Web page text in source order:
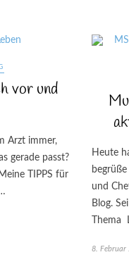
vor und
Arzt immer,
gerade passt?
TIPPS für
Heute
und
Blog.
Thema
8. Februar